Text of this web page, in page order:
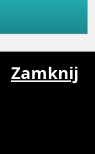
Zamknij